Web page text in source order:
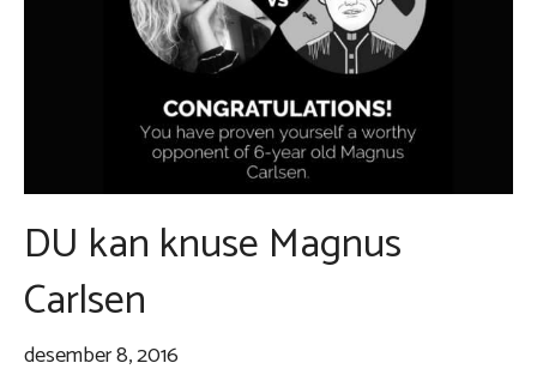
DU kan knuse Magnus
Carlsen
desember 8, 2016